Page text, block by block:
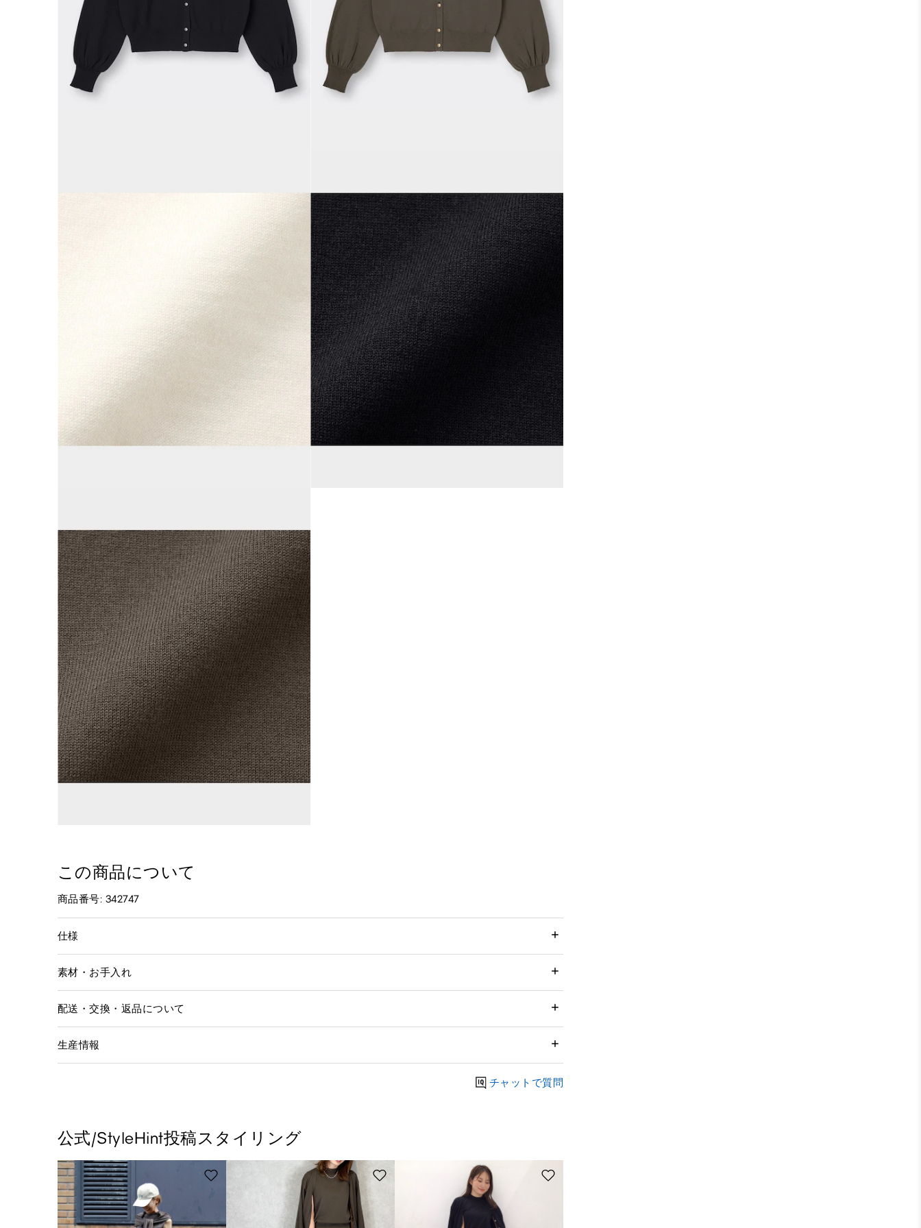
この商品について
商品番号: 342747
仕様
素材・お手入れ
配送・交換・返品について
生産情報
チャットで質問
公式/StyleHint投稿スタイリング